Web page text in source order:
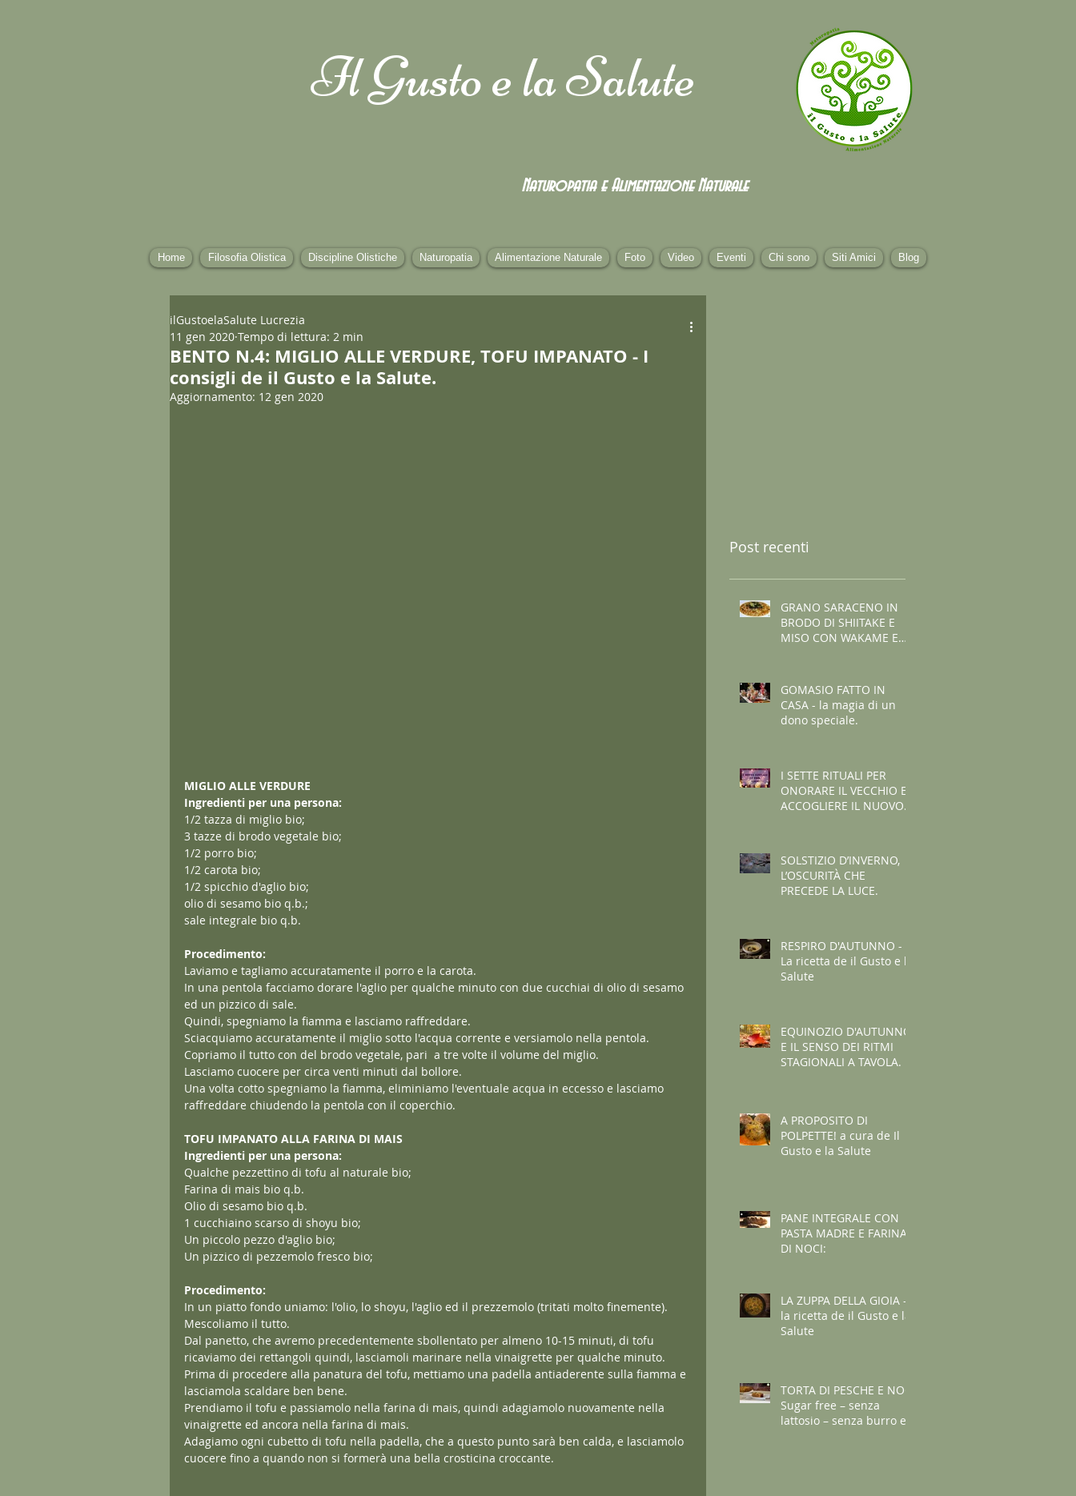
Il Gusto e la Salute
Naturopatia e Alimentazione Naturale
Home Filosofia Olistica Discipline Olistiche Naturopatia Alimentazione Naturale Foto Video Eventi Chi sono Siti Amici Blog
BENTO N.4: MIGLIO ALLE VERDURE, TOFU IMPANATO - I
consigli de il Gusto e la Salute.
ilGustoelaSalute Lucrezia
11 gen 2020 Tempo di lettura: 2 min
Aggiornamento: 12 gen 2020
MIGLIO ALLE VERDURE
Ingredienti per una persona:
1/2 tazza di miglio bio;
3 tazze di brodo vegetale bio;
1/2 porro bio;
1/2 carota bio;
1/2 spicchio d'aglio bio;
olio di sesamo bio q.b.;
sale integrale bio q.b.
Procedimento:
Laviamo e tagliamo accuratamente il porro e la carota.
In una pentola facciamo dorare l'aglio per qualche minuto con due cucchiai di olio di sesamo
ed un pizzico di sale.
Quindi, spegniamo la fiamma e lasciamo raffreddare.
Sciacquiamo accuratamente il miglio sotto l'acqua corrente e versiamolo nella pentola.
Copriamo il tutto con del brodo vegetale, pari  a tre volte il volume del miglio.
Lasciamo cuocere per circa venti minuti dal bollore.
Una volta cotto spegniamo la fiamma, eliminiamo l'eventuale acqua in eccesso e lasciamo
raffreddare chiudendo la pentola con il coperchio.
TOFU IMPANATO ALLA FARINA DI MAIS
Ingredienti per una persona:
Qualche pezzettino di tofu al naturale bio;
Farina di mais bio q.b.
Olio di sesamo bio q.b.
1 cucchiaino scarso di shoyu bio;
Un piccolo pezzo d'aglio bio;
Un pizzico di pezzemolo fresco bio;
Procedimento:
In un piatto fondo uniamo: l'olio, lo shoyu, l'aglio ed il prezzemolo (tritati molto finemente).
Mescoliamo il tutto.
Dal panetto, che avremo precedentemente sbollentato per almeno 10-15 minuti, di tofu
ricaviamo dei rettangoli quindi, lasciamoli marinare nella vinaigrette per qualche minuto.
Prima di procedere alla panatura del tofu, mettiamo una padella antiaderente sulla fiamma e
lasciamola scaldare ben bene.
Prendiamo il tofu e passiamolo nella farina di mais, quindi adagiamolo nuovamente nella
vinaigrette ed ancora nella farina di mais.
Adagiamo ogni cubetto di tofu nella padella, che a questo punto sarà ben calda, e lasciamolo
cuocere fino a quando non si formerà una bella crosticina croccante.
Post recenti
GRANO SARACENO IN
BRODO DI SHIITAKE E
MISO CON WAKAME E
GOMASIO FATTO IN
CASA - la magia di un
dono speciale.
I SETTE RITUALI PER
ONORARE IL VECCHIO E
ACCOGLIERE IL NUOVO -
SOLSTIZIO D’INVERNO,
L’OSCURITÀ CHE
PRECEDE LA LUCE.
RESPIRO D'AUTUNNO -
La ricetta de il Gusto e la
Salute
EQUINOZIO D'AUTUNNO
E IL SENSO DEI RITMI
STAGIONALI A TAVOLA.
A PROPOSITO DI
POLPETTE! a cura de Il
Gusto e la Salute
PANE INTEGRALE CON
PASTA MADRE E FARINA
DI NOCI:
LA ZUPPA DELLA GIOIA -
la ricetta de il Gusto e la
Salute
TORTA DI PESCHE E NOCI
Sugar free – senza
lattosio – senza burro e